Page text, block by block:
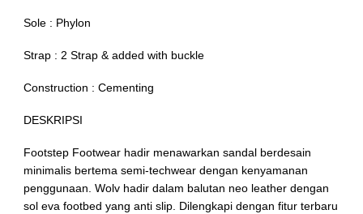
Sole : Phylon
Strap : 2 Strap & added with buckle
Construction : Cementing
DESKRIPSI
Footstep Footwear hadir menawarkan sandal berdesain
minimalis bertema semi-techwear dengan kenyamanan
penggunaan. Wolv hadir dalam balutan neo leather dengan
sol eva footbed yang anti slip. Dilengkapi dengan fitur terbaru